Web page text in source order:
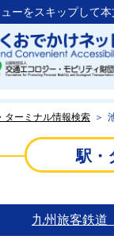
ューをスキップして
ターミナル情報検索 ＞
駅・
九州旅客鉄道